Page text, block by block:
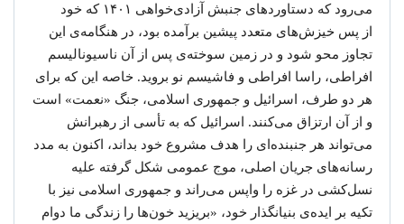
می‌رود که دستاوردهای جنبش آزادی‌خواهی ۱۴۰۱ که خود
از پس خیزش‌های متعدد پیشین برآمده بود، در هنگامه‌ی این
تجاوز محو شود و در زمین سوخته‌ی پس از آن ناسیونالیسم
افراطی، راسا افراطی و فاشیسم نو بروید. خاصه این که برای
هر دو طرف، اسرائیل و جمهوری اسلامی، جنگ «نعمت» است
و از آن ارتزاق می‌کنند. اسرائیل که به تأسی از رهبرانش
می‌تواند هر جنبنده‌ای را هدف مشروع خود بداند، اکنون به مدد
رسانه‌های جریان اصلی، موج عمومی شکل گرفته علیه
نسل‌کشی در غزه را واپس می‌راند و جمهوری اسلامی نیز با
تکیه بر ایده‌ی بنیانگذار خود، «بریزید خون‌ها را زندگی ما دوام